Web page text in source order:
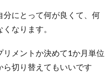
にとって何が良くて、何
なります。
メントか決めて1か月単位
ら切り替えてもいいです